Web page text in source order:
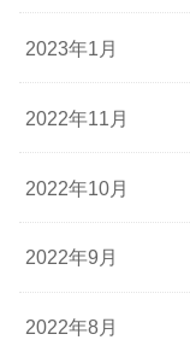
2023年1月
2022年11月
2022年10月
2022年9月
2022年8月